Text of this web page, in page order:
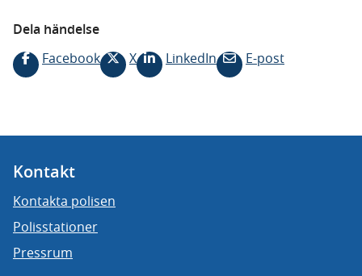
Dela händelse
Facebook
X LinkedIn E-post
Kontakt
Kontakta polisen
Polisstationer
Pressrum